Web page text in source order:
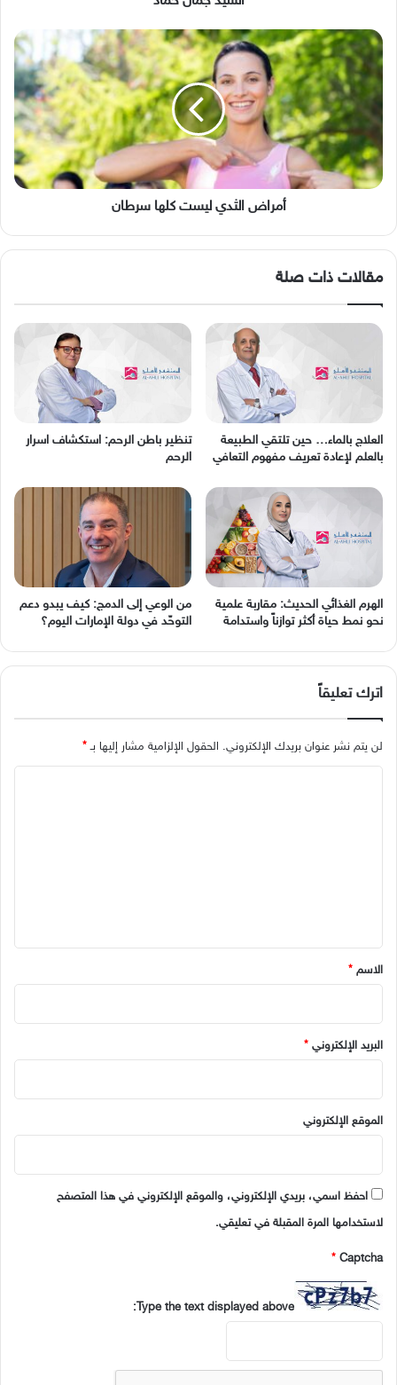
أمراض
الثدي
ليست
كلها
سرطان
أمراض الثدي ليست كلها سرطان
مقالات ذات صلة
العلاج بالماء… حين تلتقي الطبيعة
بالعلم لإعادة تعريف مفهوم التعافي
تنظير باطن الرحم: استكشاف اسرار
الرحم
الهرم الغذائي الحديث: مقاربة علمية
نحو نمط حياة أكثر توازناً واستدامة
من الوعي إلى الدمج: كيف يبدو دعم
التوحّد في دولة الإمارات اليوم؟
اترك تعليقاً
لن يتم نشر عنوان بريدك الإلكتروني. الحقول الإلزامية مشار إليها بـ*
*
الاسم *
البريد الإلكتروني *
الموقع الإلكتروني
احفظ اسمي، بريدي الإلكتروني، والموقع الإلكتروني في هذا المتصفح
لاستخدامها المرة المقبلة في تعليقي.
Captcha
*
Type the text displayed above: